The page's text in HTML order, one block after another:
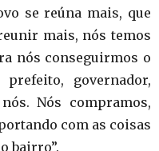
se reúna mais, que
mais, nós temos
nós conseguirmos o
governador,
Nós compramos,
com as coisas
bairro”.